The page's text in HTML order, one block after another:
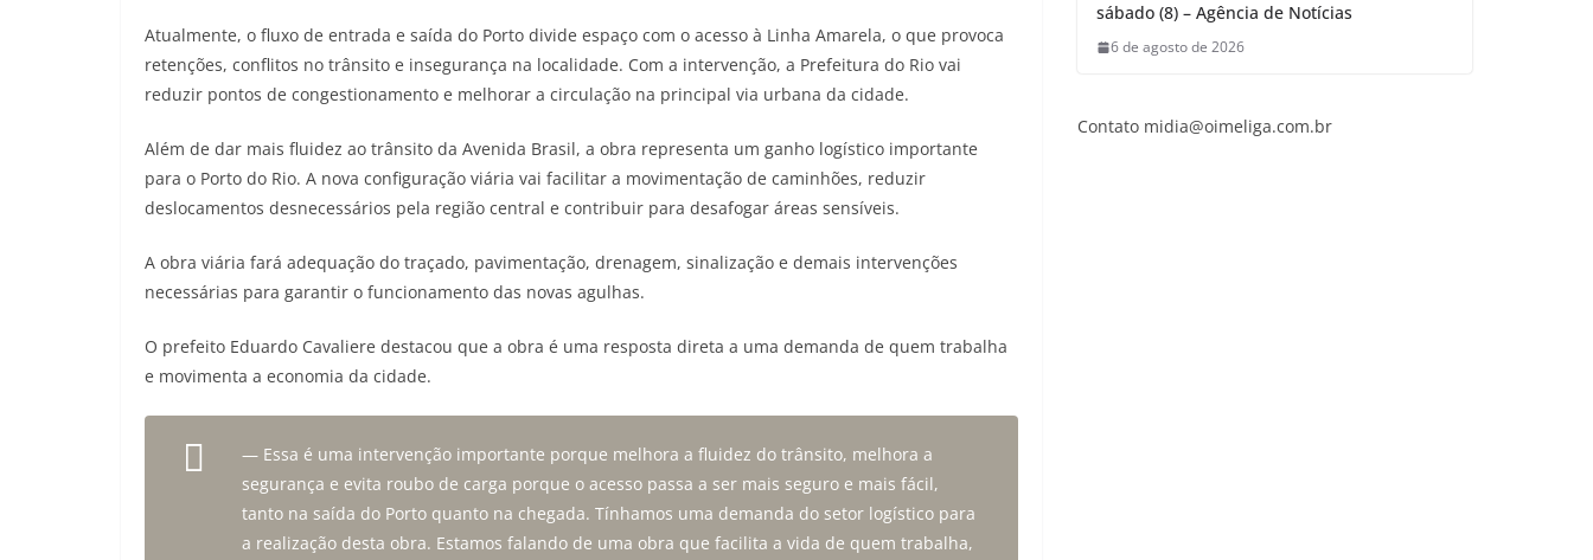
Atualmente, o fluxo de entrada e saída do Porto divide espaço com o acesso à Linha Amarela, o que provoca
retenções, conflitos no trânsito e insegurança na localidade. Com a intervenção, a Prefeitura do Rio vai
reduzir pontos de congestionamento e melhorar a circulação na principal via urbana da cidade.
Além de dar mais fluidez ao trânsito da Avenida Brasil, a obra representa um ganho logístico importante
para o Porto do Rio. A nova configuração viária vai facilitar a movimentação de caminhões, reduzir
deslocamentos desnecessários pela região central e contribuir para desafogar áreas sensíveis.
A obra viária fará adequação do traçado, pavimentação, drenagem, sinalização e demais intervenções
necessárias para garantir o funcionamento das novas agulhas.
O prefeito Eduardo Cavaliere destacou que a obra é uma resposta direta a uma demanda de quem trabalha
e movimenta a economia da cidade.
— Essa é uma intervenção importante porque melhora a fluidez do trânsito, melhora a
segurança e evita roubo de carga porque o acesso passa a ser mais seguro e mais fácil,
tanto na saída do Porto quanto na chegada. Tínhamos uma demanda do setor logístico para
a realização desta obra. Estamos falando de uma obra que facilita a vida de quem trabalha,
sábado (8) – Agência de Notícias
6 de agosto de 2026
Contato midia@oimeliga.com.br